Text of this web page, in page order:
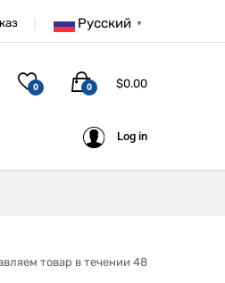
Русский ▼
0 $0.00
0
Log in
товар в течении 48